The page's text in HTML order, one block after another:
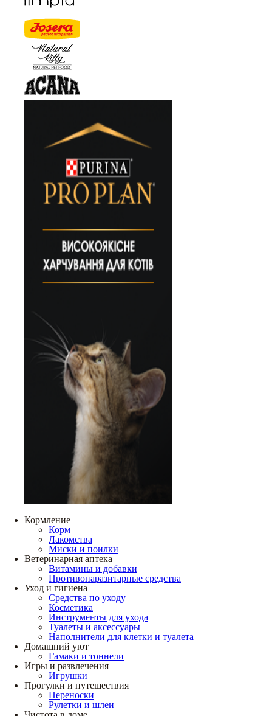
Кормление
Корм
Лакомства
Миски и поилки
Ветеринарная аптека
Витамины и добавки
Противопаразитарные средства
Уход и гигиена
Средства по уходу
Косметика
Инструменты для ухода
Туалеты и аксессуары
Наполнители для клетки и туалета
Домашний уют
Гамаки и тоннели
Игры и развлечения
Игрушки
Прогулки и путешествия
Переноски
Рулетки и шлеи